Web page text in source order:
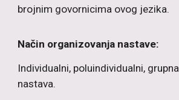
brojnim govornicima ovog jezika.
Način organizovanja nastave:
Individualni, poluindividualni,
nastava.